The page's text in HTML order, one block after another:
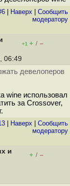
Наверх
Cообщить
модератору
+1 + / –
06:49
девелоперов
wine использовал
за Crossover,
Наверх
Cообщить
модератору
и
+ / –